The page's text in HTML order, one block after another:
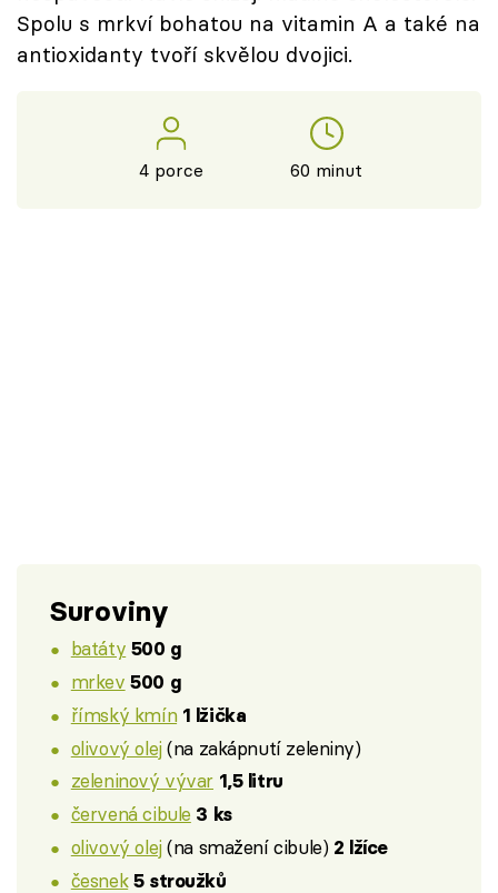
Spolu s mrkví bohatou na vitamin A a také na
antioxidanty tvoří skvělou dvojici.
4 porce 60 minut
Suroviny
batáty 500 g
mrkev 500 g
římský kmín 1 lžička
olivový olej(na zakápnutí zeleniny)
zeleninový vývar 1,5 litru
červená cibule 3 ks
olivový olej(na smažení cibule) 2 lžíce
česnek 5 stroužků